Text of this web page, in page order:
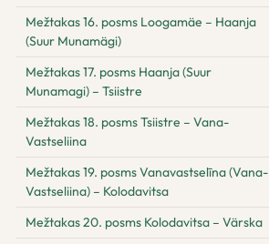
Mežtakas 16. posms Loogamäe – Haanja
(Suur Munamägi)
Mežtakas 17. posms Haanja (Suur
Munamagi) – Tsiistre
Mežtakas 18. posms Tsiistre – Vana-
Vastseliina
Mežtakas 19. posms Vanavastselīna (Vana-
Vastseliina) – Kolodavitsa
Mežtakas 20. posms Kolodavitsa – Värska